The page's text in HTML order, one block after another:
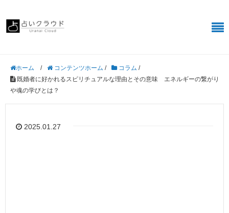
ホーム / コンテンツホーム / コラム /
既婚者に好かれるスピリチュアルな理由とその意味 エネルギーの繋がり
や魂の学びとは？
2025.01.27